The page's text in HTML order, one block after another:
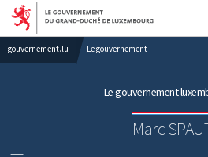
Aller au menu
Aller au
gouvernement.lu Le gouvernement
Le gouvernement
Marc